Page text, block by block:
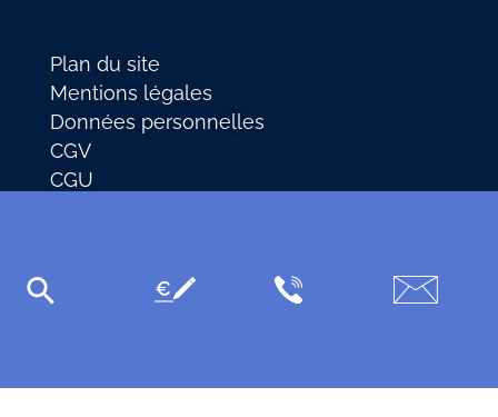
Plan du site
Mentions légales
Données personnelles
CGV
CGU